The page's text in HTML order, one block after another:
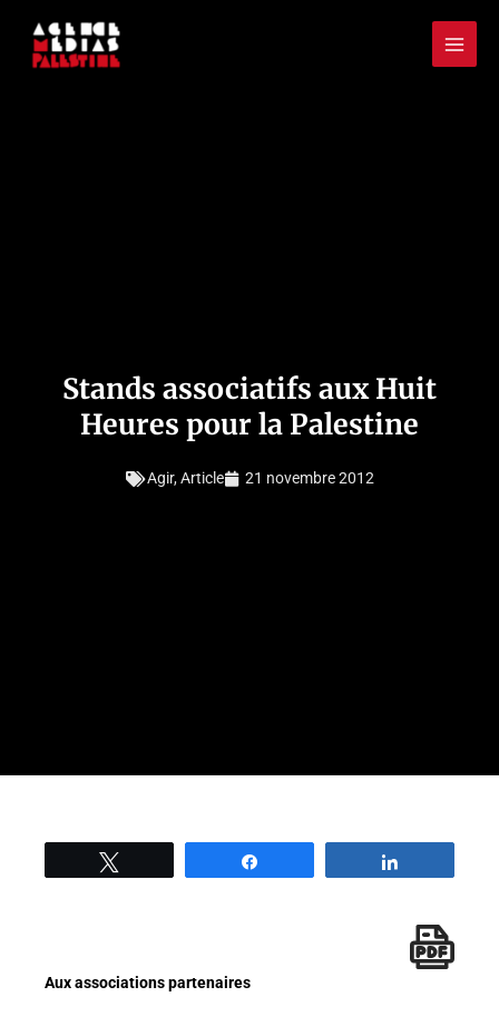
contenu
Main
Stands associatifs aux Huit
Heures pour la Palestine
Agir,Article 21 novembre 2012
Aux associations partenaires